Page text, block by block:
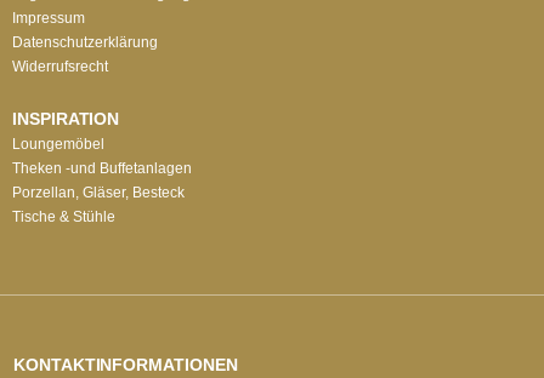
Impressum
Datenschutzerklärung
Widerrufsrecht
INSPIRATION
Loungemöbel
Theken -und Buffetanlagen
Porzellan, Gläser, Besteck
Tische & Stühle
KONTAKTINFORMATIONEN